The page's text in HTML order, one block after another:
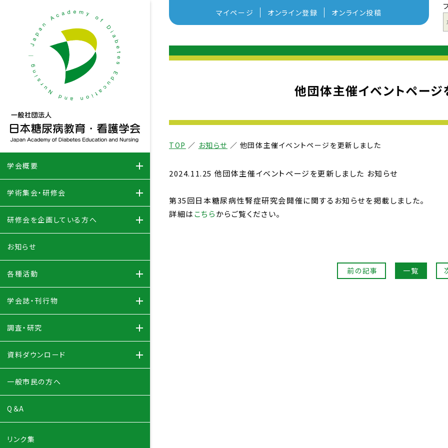
学会概要
学術集会・研修会
研修会を企画している方へ
お知らせ
各種活動
学会誌・刊行物
調査・研究
資料ダウンロード
一般市民の方へ
Q＆A
リンク集
マイページ オンライン登録 オンライン投稿
他団体主催イベントページ
TOP ／ お知らせ ／ 他団体主催イベントページを更新しました
2024.11.25 他団体主催イベントページを更新しました お知らせ
第35回日本糖尿病性腎症研究会開催に関するお知らせを掲載しました。
詳細はこちらからご覧ください。
前の記事 一覧